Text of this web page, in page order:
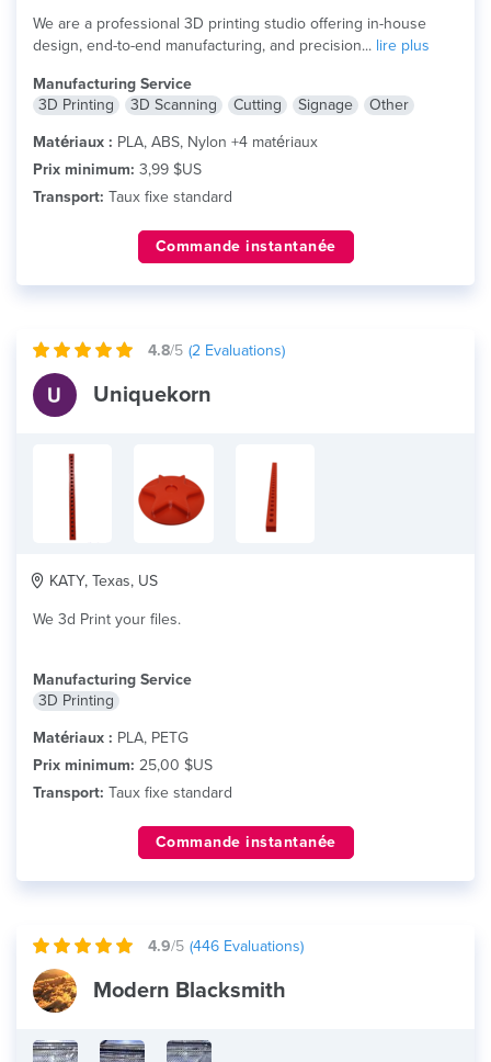
We are a professional 3D printing studio offering in-house
design, end-to-end manufacturing, and precision... lire plus
Manufacturing Service
3D Printing
3D Scanning Cutting Signage
Other
Matériaux : PLA, ABS, Nylon +4 matériaux
Prix minimum: 3,99 $US
Transport: Taux fixe standard
Commande instantanée
4.8/5 (2 Evaluations)
Uniquekorn
KATY, Texas, US
We 3d Print your files.
Manufacturing Service
3D Printing
Matériaux : PLA, PETG
Prix minimum: 25,00 $US
Transport: Taux fixe standard
Commande instantanée
4.9/5 (446 Evaluations)
Modern Blacksmith